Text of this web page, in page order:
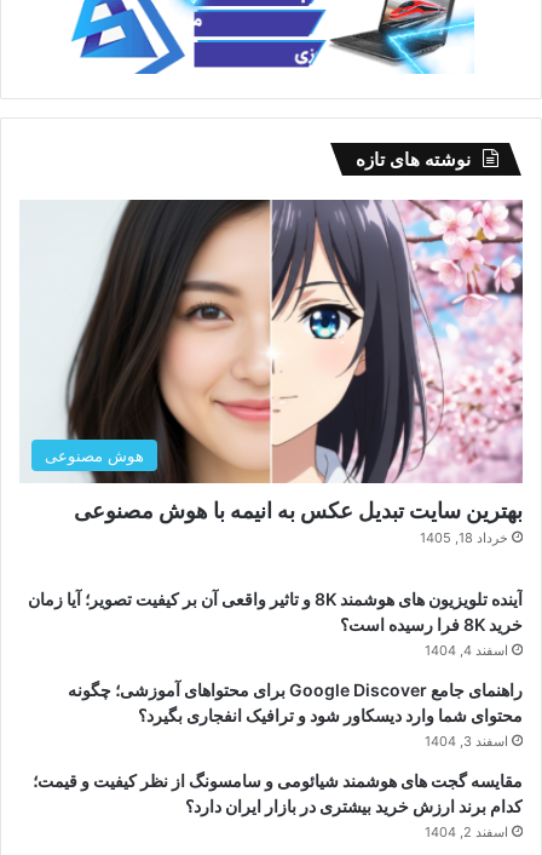
نوشته های تازه
هوش مصنوعی
بهترین سایت تبدیل عکس به انیمه با هوش مصنوعی
خرداد 18, 1405
آینده تلویزیون های هوشمند 8K و تاثیر واقعی آن بر کیفیت تصویر؛ آیا زمان
خرید 8K فرا رسیده است؟
اسفند 4, 1404
راهنمای جامع Google Discover برای محتواهای آموزشی؛ چگونه
محتوای شما وارد دیسکاور شود و ترافیک انفجاری بگیرد؟
اسفند 3, 1404
مقایسه گجت های هوشمند شیائومی و سامسونگ از نظر کیفیت و قیمت؛
کدام برند ارزش خرید بیشتری در بازار ایران دارد؟
اسفند 2, 1404